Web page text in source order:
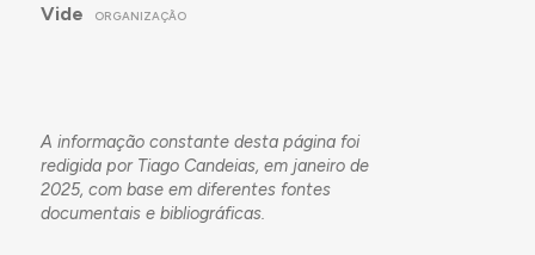
Vide
ORGANIZAÇÃO
A informação constante desta página foi
redigida por Tiago Candeias, em janeiro de
2025, com base em diferentes fontes
documentais e bibliográficas.